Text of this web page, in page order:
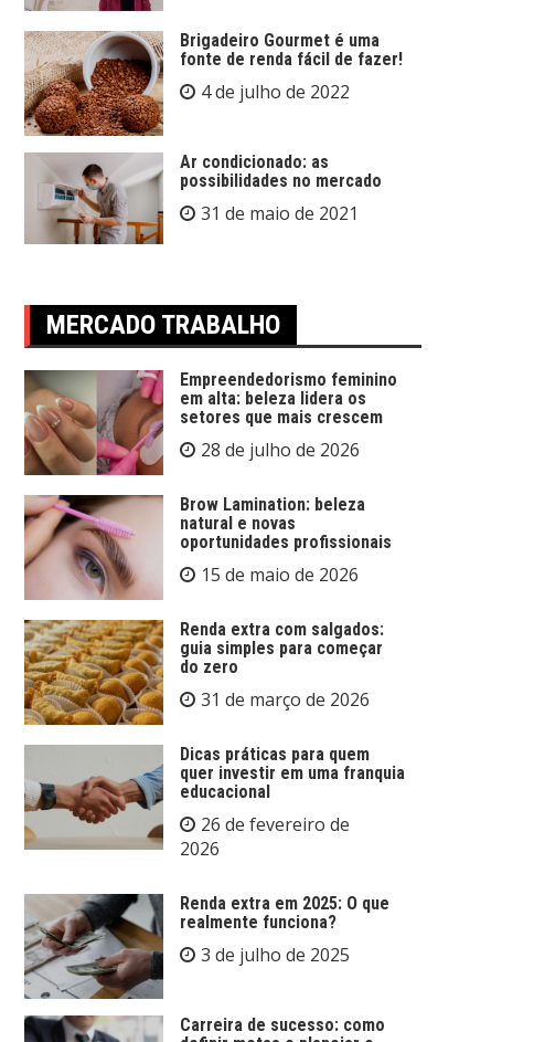
Brigadeiro Gourmet é uma
fonte de renda fácil de fazer!
4 de julho de 2022
Ar condicionado: as
possibilidades no mercado
31 de maio de 2021
MERCADO TRABALHO
Empreendedorismo feminino
em alta: beleza lidera os
setores que mais crescem
28 de julho de 2026
Brow Lamination: beleza
natural e novas
oportunidades profissionais
15 de maio de 2026
Renda extra com salgados:
guia simples para começar
do zero
31 de março de 2026
Dicas práticas para quem
quer investir em uma franquia
educacional
26 de fevereiro de
2026
Renda extra em 2025: O que
realmente funciona?
3 de julho de 2025
Carreira de sucesso: como